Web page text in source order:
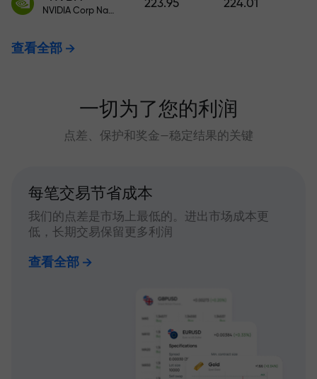
NVIDIA Corp Nasdaq Stock Exchange (Nasdaq) USD
223.95 224.01
查看全部
一切为了您的利润
点差、保护和奖金—稳定结果的关键
每笔交易节省成本
我们的点差是市场上最低的。进出市场成本更
低，长期交易保留更多利润
查看全部